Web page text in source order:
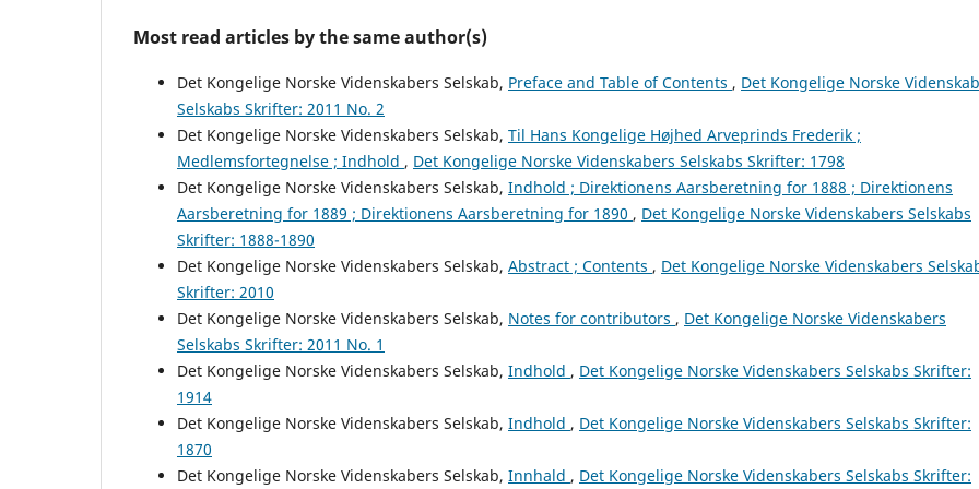
Most read articles by the same author(s)
Det Kongelige Norske Videnskabers Selskab, Preface and Table of Contents , Det Kongelige Norske
Selskabs Skrifter: 2011 No. 2
Det Kongelige Norske Videnskabers Selskab, Til Hans Kongelige Højhed Arveprinds Frederik ;
Medlemsfortegnelse ; Indhold , Det Kongelige Norske Videnskabers Selskabs Skrifter: 1798
Det Kongelige Norske Videnskabers Selskab, Indhold ; Direktionens Aarsberetning for 1888 ; Direktionens
Aarsberetning for 1889 ; Direktionens Aarsberetning for 1890 , Det Kongelige Norske Videnskabers Selskabs
Skrifter: 1888-1890
Det Kongelige Norske Videnskabers Selskab, Abstract ; Contents , Det Kongelige Norske Videnskabers
Skrifter: 2010
Det Kongelige Norske Videnskabers Selskab, Notes for contributors , Det Kongelige Norske Videnskabers
Selskabs Skrifter: 2011 No. 1
Det Kongelige Norske Videnskabers Selskab, Indhold , Det Kongelige Norske Videnskabers Selskabs Skrifter:
1914
Det Kongelige Norske Videnskabers Selskab, Indhold , Det Kongelige Norske Videnskabers Selskabs Skrifter:
1870
Det Kongelige Norske Videnskabers Selskab, Innhald , Det Kongelige Norske Videnskabers Selskabs Skrifter: